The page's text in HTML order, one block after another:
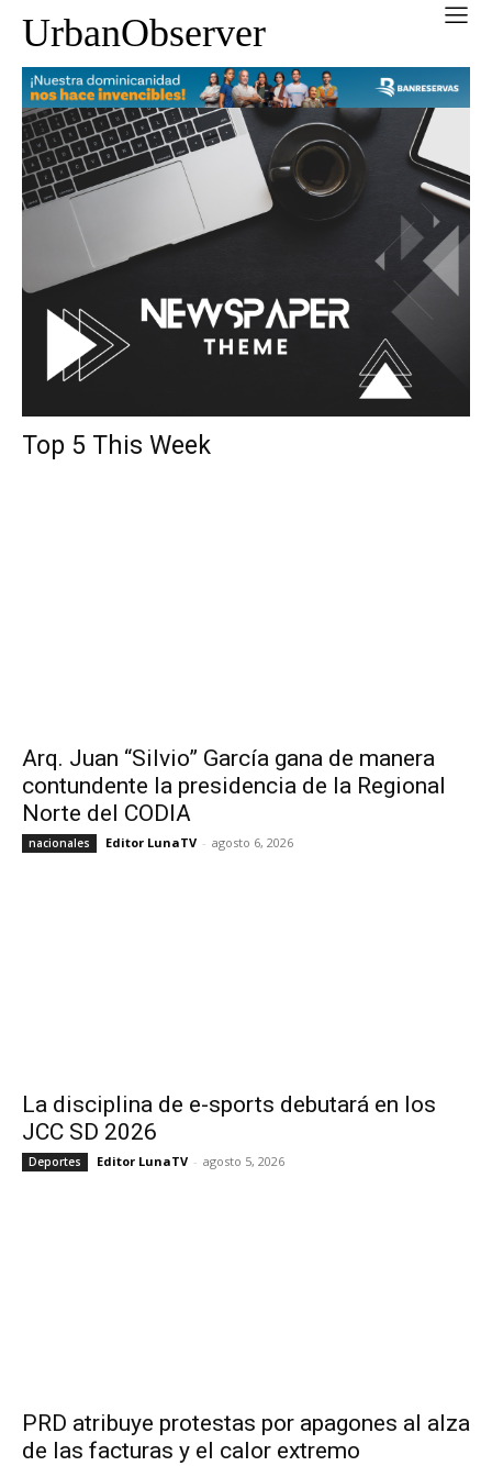
UrbanObserver
Top 5 This Week
Arq. Juan “Silvio” García gana de manera
contundente la presidencia de la Regional
Norte del CODIA
nacionales Editor LunaTV - agosto 6, 2026
La disciplina de e-sports debutará en los
JCC SD 2026
Deportes Editor LunaTV - agosto 5, 2026
PRD atribuye protestas por apagones al alza
de las facturas y el calor extremo